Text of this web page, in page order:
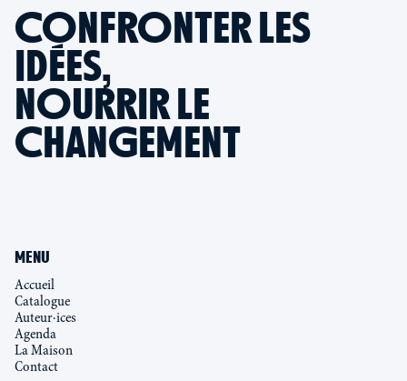
CONFRONTER LES
IDÉES,
NOURRIR LE
CHANGEMENT
MENU
Accueil
Catalogue
Auteur·ices
Agenda
La Maison
Contact